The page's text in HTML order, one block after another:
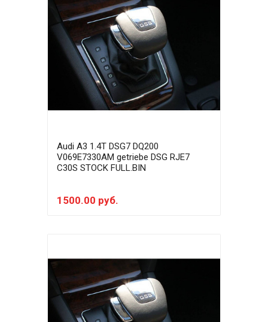
Audi A3 1.4T DSG7 DQ200
V069E7330AM getriebe DSG RJE7
C30S STOCK FULL.BIN
1500.00 руб.